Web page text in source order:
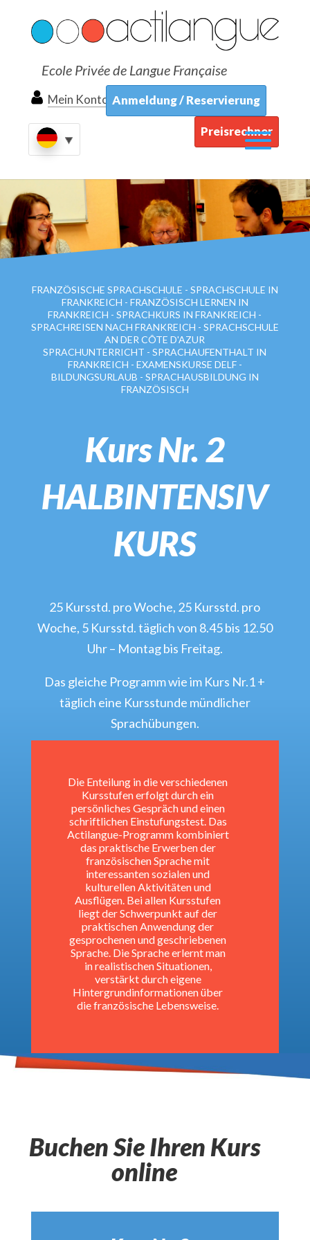
Ecole Privée de Langue Française
Mein Konto Anmeldung / Reservierung
Preisrechner
FRANZÖSISCHE SPRACHSCHULE - SPRACHSCHULE IN
FRANKREICH - FRANZÖSISCH LERNEN IN
FRANKREICH - SPRACHKURS IN FRANKREICH -
SPRACHREISEN NACH FRANKREICH - SPRACHSCHULE
AN DER CÔTE D'AZUR
SPRACHUNTERRICHT - SPRACHAUFENTHALT IN
FRANKREICH - EXAMENSKURSE DELF -
BILDUNGSURLAUB - SPRACHAUSBILDUNG IN
FRANZÖSISCH
Kurs Nr. 2
HALBINTENSIV
KURS
25 Kursstd. pro Woche, 25 Kursstd. pro
Woche, 5 Kursstd. täglich von 8.45 bis 12.50
Uhr – Montag bis Freitag.
Das gleiche Programm wie im Kurs Nr.1 +
täglich eine Kursstunde mündlicher
Sprachübungen.
Die Enteilung in die verschiedenen
Kursstufen erfolgt durch ein
persönliches Gespräch und einen
schriftlichen Einstufungstest. Das
Actilangue-Programm kombiniert
das praktische Erwerben der
französischen Sprache mit
interessanten sozialen und
kulturellen Aktivitäten und
Ausflügen. Bei allen Kursstufen
liegt der Schwerpunkt auf der
praktischen Anwendung der
gesprochenen und geschriebenen
Sprache. Die Sprache erlernt man
in realistischen Situationen,
verstärkt durch eigene
Hintergrundinformationen über
die französische Lebensweise.
Buchen Sie Ihren Kurs
online